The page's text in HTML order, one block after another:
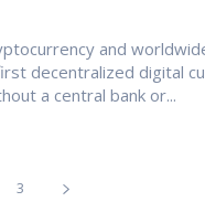
and
decentralized digital
a central bank or...
3